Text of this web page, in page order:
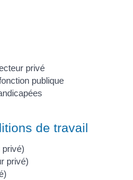
privé
publique
de travail
privé)
privé)